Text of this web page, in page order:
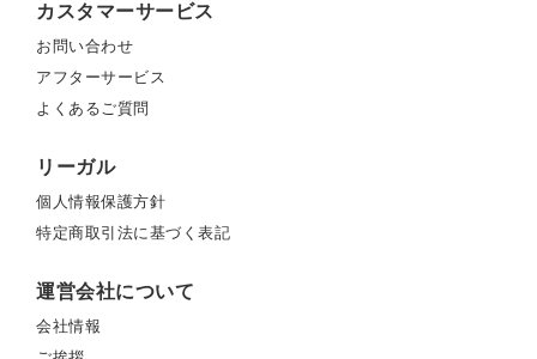
カスタマーサービス
お問い合わせ
アフターサービス
よくあるご質問
リーガル
個人情報保護方針
特定商取引法に基づく表記
運営会社について
会社情報